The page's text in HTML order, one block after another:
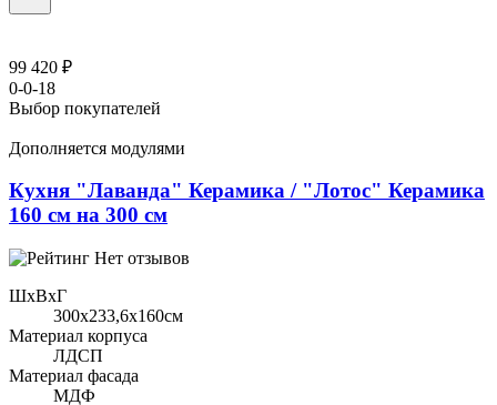
99 420 ₽
0-0-18
Выбор покупателей
Дополняется модулями
Кухня "Лаванда" Керамика / "Лотос" Керамика
160 см на 300 см
Нет отзывов
ШхВхГ
300x233,6х160см
Материал корпуса
ЛДСП
Материал фасада
МДФ